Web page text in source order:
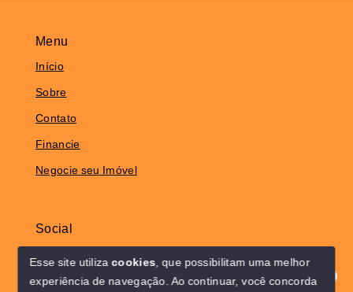
Menu
Início
Sobre
Contato
Financie
Negocie seu Imóvel
Social
Esse site utilizacookies , que possibilitam uma melhor
experiência de navegação. Ao continuar, você concorda